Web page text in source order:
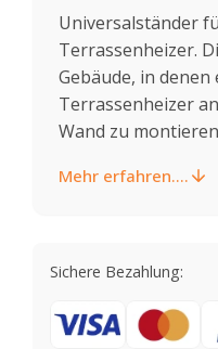
Universalständer
Terrassenheizer.
Gebäude, in
Terrassenheizer
Wand zu
Mehr erfahren....
Sichere Bezahlung: